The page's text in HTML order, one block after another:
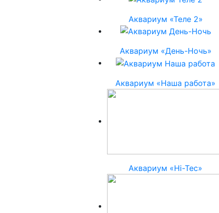
Аквариум «Теле 2»
Аквариум «День-Ночь»
Аквариум «Наша работа»
Аквариум «Hi-Tec»